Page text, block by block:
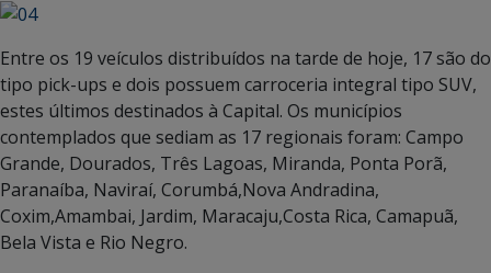
Entre os 19 veículos distribuídos na tarde de hoje, 17 são do
tipo pick-ups e dois possuem carroceria integral tipo SUV,
estes últimos destinados à Capital. Os municípios
contemplados que sediam as 17 regionais foram: Campo
Grande, Dourados, Três Lagoas, Miranda, Ponta Porã,
Paranaíba, Naviraí, Corumbá,Nova Andradina,
Coxim,Amambai, Jardim, Maracaju,Costa Rica, Camapuã,
Bela Vista e Rio Negro.